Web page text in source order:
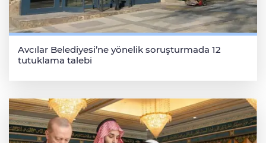
Avcılar Belediyesi’ne yönelik soruşturmada 12
tutuklama talebi